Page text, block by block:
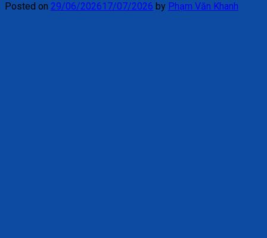
Posted on 29/06/202617/07/2026 by Phạm Văn Khanh